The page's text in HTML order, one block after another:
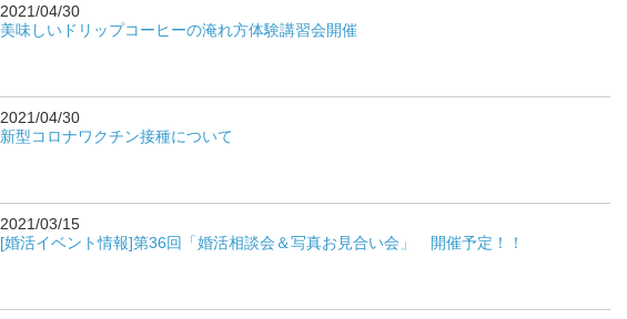
2021/04/30
美味しいドリップコーヒーの淹れ方体験講習会開催
2021/04/30
新型コロナワクチン接種について
2021/03/15
[婚活イベント情報]第36回「婚活相談会＆写真お見合い会」 開催予定！！